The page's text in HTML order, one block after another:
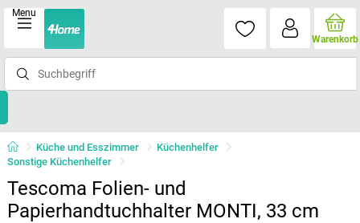
Menu
Warenkorb
Küche und Esszimmer
Küchenhelfer
Sonstige Küchenhelfer
Tescoma Folien- und
Papierhandtuchhalter MONTI, 33 cm